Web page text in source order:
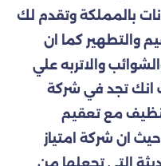
بالمملكة وتقدم لك
والتطهير كما ان
والاتربه علي
انك تجد في شركة
مع تعقيم
حيث ان شركة امتياز
التي تجعلها من